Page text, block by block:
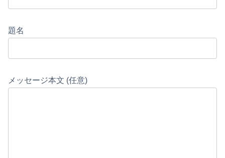
題名
メッセージ本文 (任意)